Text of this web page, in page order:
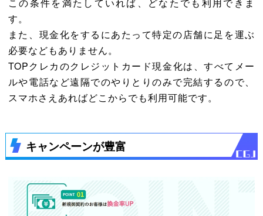
す。
また、現金化をするにあたって特定の店舗に足を運ぶ
必要などもありません。
TOPクレカのクレジットカード現金化は、すべてメー
ルや電話など遠隔でのやりとりのみで完結するので、
スマホさえあればどこからでも利用可能です。
キャンペーンが豊富